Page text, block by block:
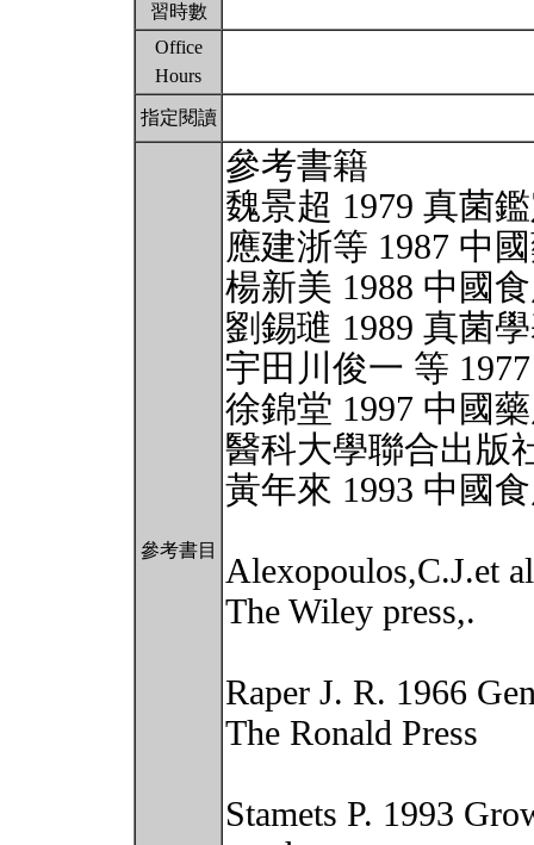
習時數
Office
Hours
指定閱讀
參考書目
參考書籍
魏景超 1979 真菌
應建浙等 1987 中
楊新美 1988 中國
劉錫璡 1989 真菌
宇田川俊一 等
徐錦堂 1997 中國
醫科大學聯合出版
黃年來 1993 中國
Alexopoulos,C.J.et
The Wiley press,.
Raper J. R. 1966
The Ronald Press
Stamets P. 1993